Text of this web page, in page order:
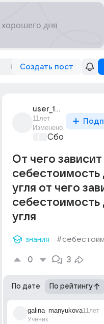
Создать пост
user_194092853
11лет
Изменено
Сборная
От чего зависит
себестоимость
угля от чего
себестоимость
угля
знания
0 3
По дате По рейтингу
galina_manyukova
Ученик
11лет